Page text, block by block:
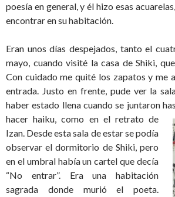
poesía en general, y él hizo esas
encontrar en su habitación.
Eran unos días despejados, tanto el
mayo, cuando visité la casa de Shiki,
Con cuidado me quité los zapatos y me
entrada. Justo en frente, pude ver la
haber estado llena cuando se juntaron
hacer haiku, como en el retrato de
Izan. Desde esta sala de estar se podía
observar el dormitorio de Shiki, pero
en el umbral había un cartel que decía
“No entrar”. Era una habitación
sagrada donde murió el poeta.